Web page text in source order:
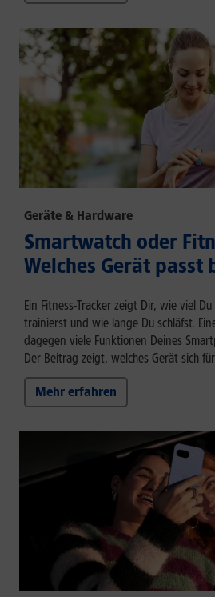
Geräte & Hardware
Smartwatch oder
Welches Gerät passt
Ein Fitness-Tracker zeigt Dir, wie viel
trainierst und wie lange Du schläfst.
dagegen viele Funktionen Deines
Der Beitrag zeigt, welches Gerät sich
Mehr erfahren